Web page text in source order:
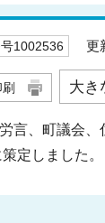
1002536 更
大き
言、町議会、
定しました。